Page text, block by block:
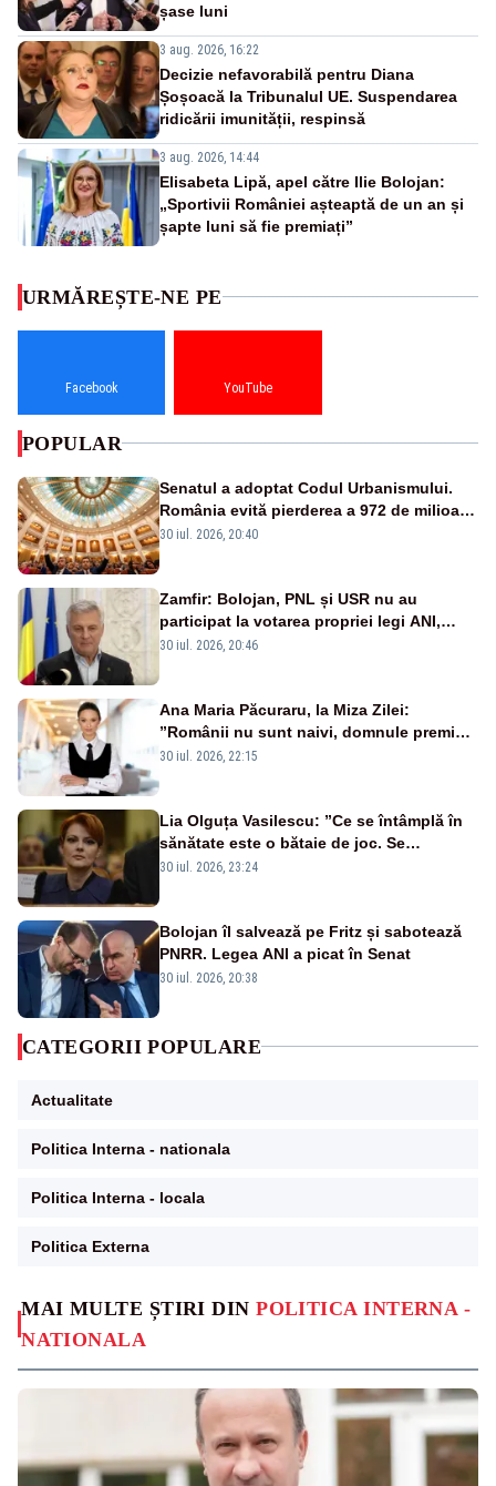
șase luni
3 aug. 2026, 16:22
Decizie nefavorabilă pentru Diana
Șoșoacă la Tribunalul UE. Suspendarea
ridicării imunității, respinsă
3 aug. 2026, 14:44
Elisabeta Lipă, apel către Ilie Bolojan:
„Sportivii României așteaptă de un an și
șapte luni să fie premiați”
MAI MULTE ȘTIRI DINPOLITICA INTERNA -
NATIONALA
URMĂREȘTE-NE PE
Facebook YouTube
POPULAR
Senatul a adoptat Codul Urbanismului.
România evită pierderea a 972 de milioane
de euro din PNRR
30 iul. 2026, 20:40
Zamfir: Bolojan, PNL și USR nu au
participat la votarea propriei legi ANI,
scoțându-și cartelele
30 iul. 2026, 20:46
Ana Maria Păcuraru, la Miza Zilei:
”Românii nu sunt naivi, domnule premier
Bolojan”
30 iul. 2026, 22:15
Lia Olguța Vasilescu: ”Ce se întâmplă în
sănătate este o bătaie de joc. Se
guvernează extraordinar de prost”
30 iul. 2026, 23:24
Bolojan îl salvează pe Fritz și sabotează
PNRR. Legea ANI a picat în Senat
30 iul. 2026, 20:38
CATEGORII POPULARE
Actualitate
Politica Interna - nationala
Politica Interna - locala
Politica Externa